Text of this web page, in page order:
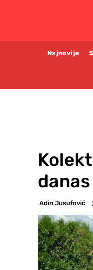
Najnovije
Adin Jusufović